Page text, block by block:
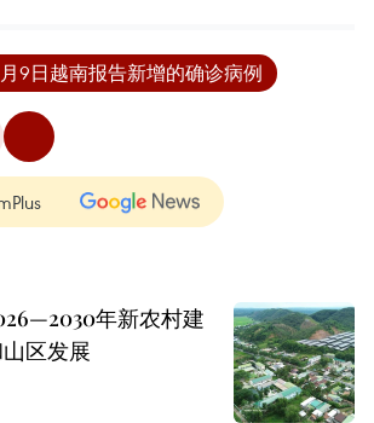
月9日越南报告新增的确诊病例
年新农村建
区发展